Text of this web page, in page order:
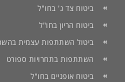
ביטוח צד ג' בחו"ל
ביטוח הריון בחו"ל
ביטול השתתפות עצמית
השתתפות בתחרויות ספורט
ביטוח אופניים בחו"ל